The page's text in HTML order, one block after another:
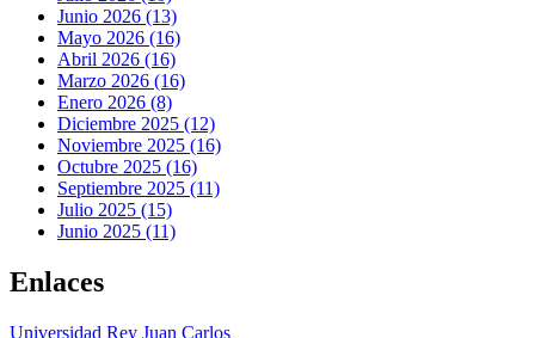
Junio 2026 (13)
Mayo 2026 (16)
Abril 2026 (16)
Marzo 2026 (16)
Enero 2026 (8)
Diciembre 2025 (12)
Noviembre 2025 (16)
Octubre 2025 (16)
Septiembre 2025 (11)
Julio 2025 (15)
Junio 2025 (11)
Enlaces
Universidad Rey Juan Carlos